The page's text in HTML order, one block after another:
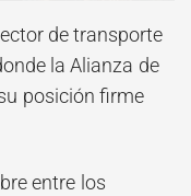
de transporte
la Alianza de
posición firme
entre los